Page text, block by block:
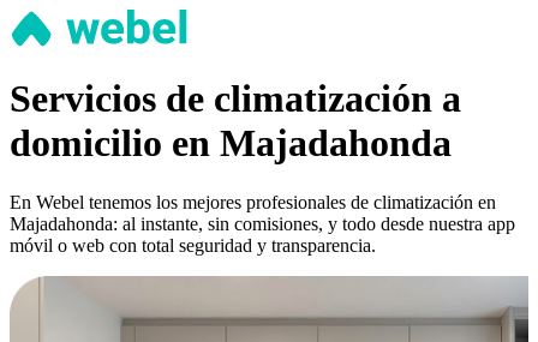
Servicios de climatización a
domicilio en Majadahonda
En Webel tenemos los mejores profesionales de climatización en
Majadahonda: al instante, sin comisiones, y todo desde nuestra app
móvil o web con total seguridad y transparencia.